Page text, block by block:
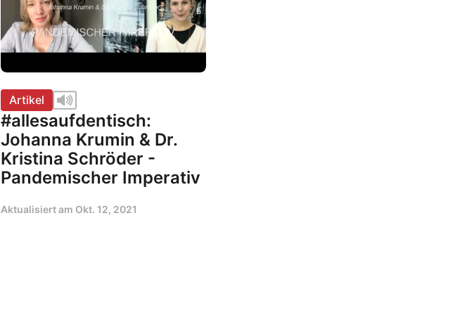
Artikel
#allesaufdentisch:
Johanna Krumin & Dr.
Kristina Schröder -
Pandemischer Imperativ
Aktualisiert am Okt. 12, 2021